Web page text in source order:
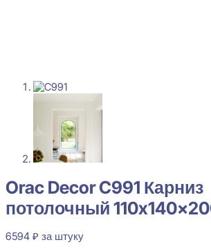
Orac Decor C991 Карниз
потолочный
6594 ₽ за штуку